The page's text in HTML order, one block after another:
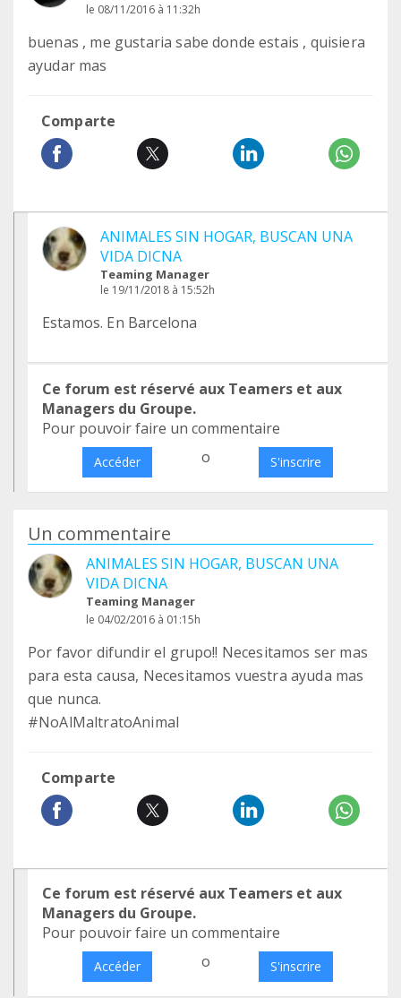
le 08/11/2016 à 11:32h
buenas , me gustaria sabe donde estais , quisiera
ayudar mas
Comparte
ANIMALES SIN HOGAR, BUSCAN UNA
VIDA DICNA
Teaming Manager
le 19/11/2018 à 15:52h
Estamos. En Barcelona
Ce forum est réservé aux Teamers et aux
Managers du Groupe.
Pour pouvoir faire un commentaire
Accéder o S'inscrire
Un commentaire
ANIMALES SIN HOGAR, BUSCAN UNA
VIDA DICNA
Teaming Manager
le 04/02/2016 à 01:15h
Por favor difundir el grupo!! Necesitamos ser mas
para esta causa, Necesitamos vuestra ayuda mas
que nunca.
#NoAlMaltratoAnimal
Comparte
Ce forum est réservé aux Teamers et aux
Managers du Groupe.
Pour pouvoir faire un commentaire
Accéder o S'inscrire